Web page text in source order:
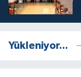
Yükleniyor...